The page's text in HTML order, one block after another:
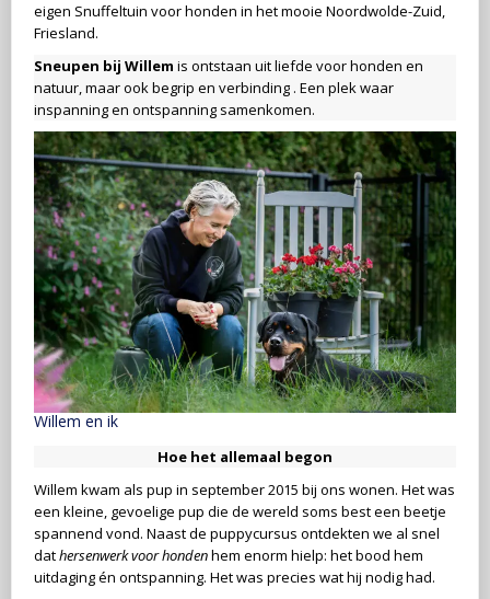
eigen Snuffeltuin voor honden in het mooie Noordwolde-Zuid,
Friesland.
Sneupen bij Willem is ontstaan uit liefde voor honden en
natuur, maar ook begrip en verbinding . Een plek waar
inspanning en ontspanning samenkomen.
Willem en ik
Hoe het allemaal begon
Willem kwam als pup in september 2015 bij ons wonen. Het was
een kleine, gevoelige pup die de wereld soms best een beetje
spannend vond. Naast de puppycursus ontdekten we al snel
dathersenwerk voor hondenhem enorm hielp: het bood hem
uitdaging én ontspanning. Het was precies wat hij nodig had.